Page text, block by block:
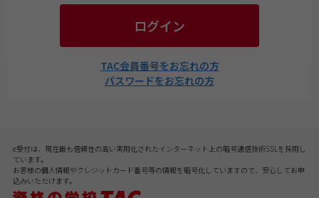
ログイン
TAC会員番号をお忘れの方
パスワードをお忘れの方
e受付は、現在最も信頼性の高い実用化されたインターネット上の暗号通信技術SSLを採用し
ています。
お客様の個人情報やクレジットカード番号等の情報を暗号化していますので、安心してお申
込みいただけます。